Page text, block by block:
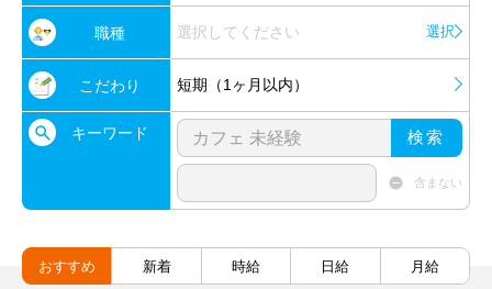
職種 選択してください 選択
こだわり 短期（1ヶ月以内）
キーワード 検索
含まない
おすすめ 新着 時給 日給 月給